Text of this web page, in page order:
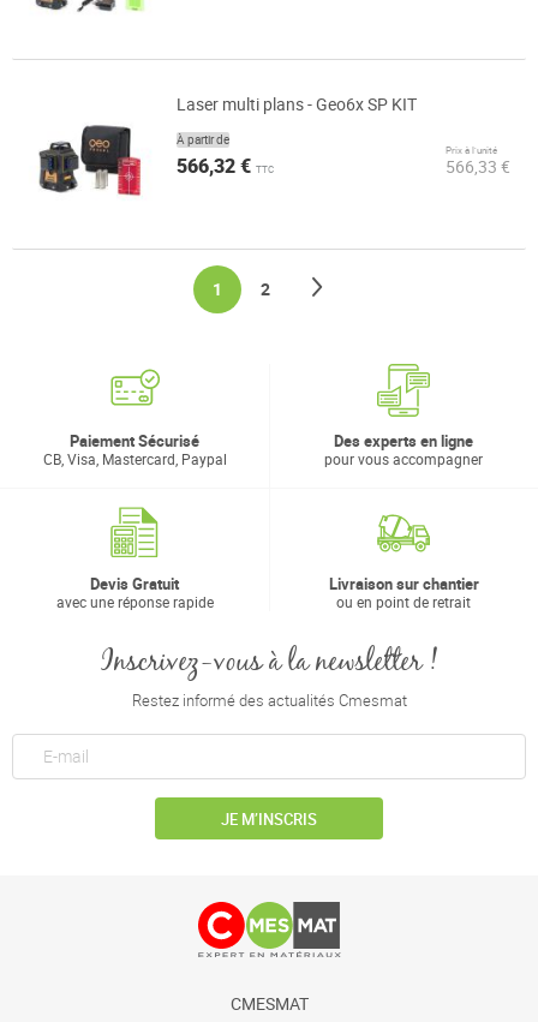
Laser multi plans - Geo6x SP KIT
À partir de
566,32 € TTC
Prix à l’unité
566,33 €
You're currently reading page
1 Page
2
Paiement Sécurisé
CB, Visa, Mastercard, Paypal
Des experts en ligne
pour vous accompagner
Devis Gratuit
avec une réponse rapide
Livraison sur chantier
ou en point de retrait
Inscrivez-vous à la newsletter !
Restez informé des actualités Cmesmat
JE M’INSCRIS
CMESMAT